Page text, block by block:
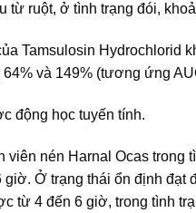
từ ruột, ở tình trạng đói,
Tamsulosin Hydrochlorid
64% và 149% (tương ứng
động học tuyến tính.
viên nén Harnal Ocas
Ở trạng thái ổn định đạt
từ 4 đến 6 giờ, trong tình